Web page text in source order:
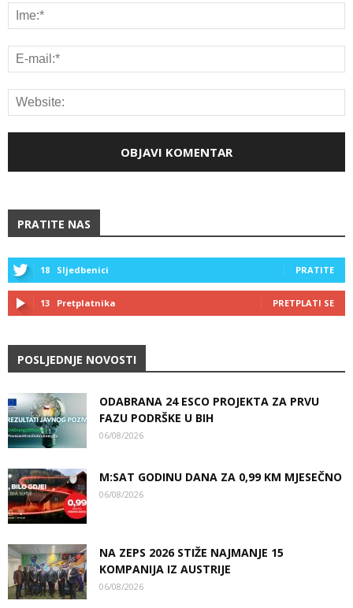
PRATITE NAS
18 Sljedbenici PRATITE
13 Pretplatnika PRETPLATI SE
POSLJEDNJE NOVOSTI
ODABRANA 24 ESCO PROJEKTA ZA PRVU
FAZU PODRŠKE U BIH
06/08/2026
M:SAT GODINU DANA ZA 0,99 KM MJESEČNO
06/08/2026
NA ZEPS 2026 STIŽE NAJMANJE 15
KOMPANIJA IZ AUSTRIJE
06/08/2026